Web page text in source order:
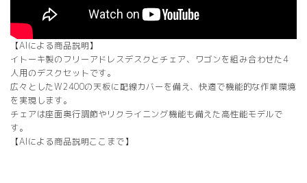
【AIによる商品説明】
イトーキ製のフリーアドレスデスクとチェア、ワゴンを組み合わせた4
人用のデスクセットです。
広々としたW2400の天板に配線カバーを備え、快適で機能的な作業環境
を実現します。
チェアは座面奥行調節やリクライニング機能も備えた高性能モデルで
す。
【AIによる商品説明ここまで】